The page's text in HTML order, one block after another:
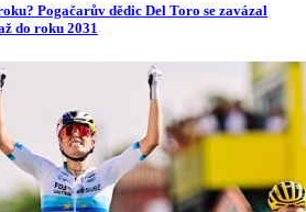
Pogačarův dědic Del Toro se zavázal
do roku 2031